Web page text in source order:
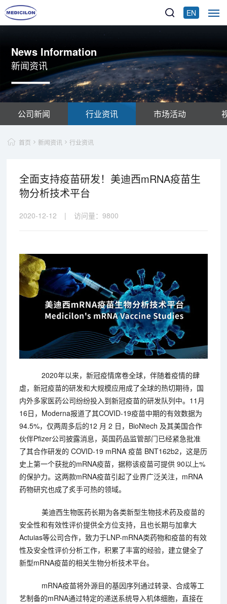
EN
News Information
新闻资讯
公司新闻 行业资讯 市场活动
首页 新闻资讯 行业资讯
全面支持疫苗研发！美迪西mRNA疫苗生
物分析技术平台
2020-12-12 | 访问量：9800
2020年以来，新冠疫情席卷全球，伴随着疫情的肆
虐，新冠疫苗的研发和大规模应用成了全球的热切期待，国
内外多家医药公司纷纷投入到新冠疫苗的研发队列中。11月
16日，Moderna报道了其COVID-19疫苗中期的有效数据为
94.5%，仅两周多后的12 月 2 日，BioNtech 及其美国合作
伙伴Pfizer公司披露消息，英国药品监管部门已经紧急批准
了其合作研发的 COVID-19 mRNA 疫苗 BNT162b2，这是历
史上第一个获批的mRNA疫苗，据称该疫苗可提供 90以上%
的保护力。这两款mRNA疫苗引起了业界广泛关注，mRNA
药物研究也成了炙手可热的领域。
美迪西生物医药长期为各类新型生物技术药及疫苗的
安全性和有效性评价提供全方位支持，且也长期与加拿大
Actuias等公司合作，致力于LNP-mRNA类药物和疫苗的有效
性及安全性评价分析工作，积累了丰富的经验，建立健全了
新型mRNA疫苗的相关生物分析技术平台。
mRNA疫苗将外源目的基因序列通过转录、合成等工
艺制备的mRNA通过特定的递送系统导入机体细胞，直接在